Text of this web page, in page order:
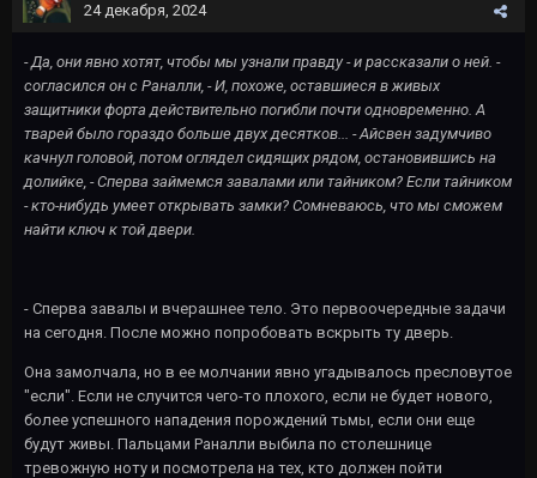
24 декабря, 2024
- Да, они явно хотят, чтобы мы узнали правду - и рассказали о ней. -
согласился он с Раналли, - И, похоже, оставшиеся в живых
защитники форта действительно погибли почти одновременно. А
тварей было гораздо больше двух десятков... - Айсвен задумчиво
качнул головой, потом оглядел сидящих рядом, остановившись на
долийке, - Сперва займемся завалами или тайником? Если тайником
- кто-нибудь умеет открывать замки? Сомневаюсь, что мы сможем
найти ключ к той двери.
- Сперва завалы и вчерашнее тело. Это первоочередные задачи
на сегодня. После можно попробовать вскрыть ту дверь.
Она замолчала, но в ее молчании явно угадывалось пресловутое
"если". Если не случится чего-то плохого, если не будет нового,
более успешного нападения порождений тьмы, если они еще
будут живы. Пальцами Раналли выбила по столешнице
тревожную ноту и посмотрела на тех, кто должен пойти